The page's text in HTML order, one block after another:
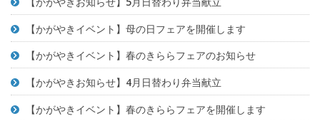
【かがやきイベント】母の日フェアを開催します
【かがやきイベント】春のきららフェアのお知らせ
【かがやきお知らせ】4月日替わり弁当献立
【かがやきイベント】春のきららフェアを開催します